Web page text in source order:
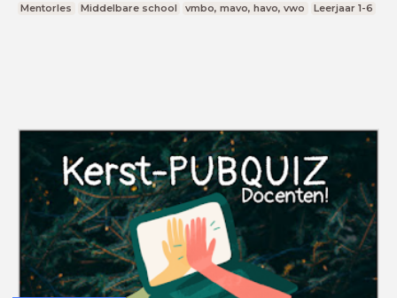
Mentorles Middelbare school vmbo, mavo, havo, vwo Leerjaar 1-6